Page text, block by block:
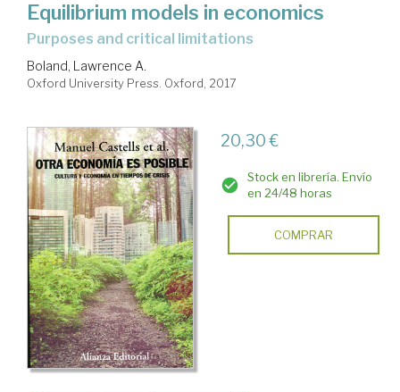
Equilibrium models in economics
purposes and critical limitations
Boland, Lawrence A.
Oxford University Press. Oxford, 2017
20,30 €
Stock en librería. Envío
en 24/48 horas
COMPRAR